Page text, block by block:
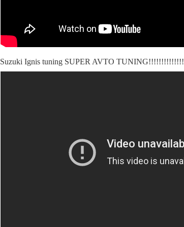
Suzuki Ignis tuning SUPER AVTO TUNING!!!!!!!!!!!!!!